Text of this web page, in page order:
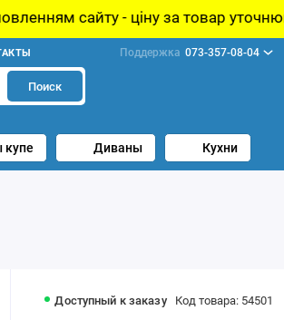
за товар уточнюйте у менеджера!
Поддержка 073-357-08-04
Поиск
Диваны Кухни
Доступный к заказу Код товара: 54501